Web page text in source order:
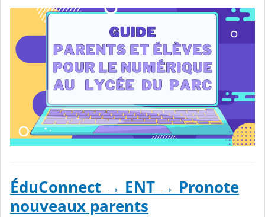
ÉduConnect → ENT → Pronote
nouveaux parents